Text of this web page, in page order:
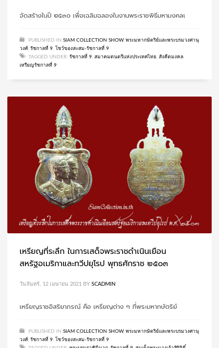
จัดสร้างในปี ๒๕๓๐ เพื่อเฉลิมฉลองในงานพระราชพิธีมหามงคลเ
PUBLISHED IN SIAM COLLECTION SHOW, พระมหากษัตริย์และพระบรมวงศานุ
วงศ์ รัชกาลที่ 9
โชว์ของสะสม-รัชกาลที่ 9
TAGGED UNDER: รัชกาลที่ 9 สมาคมดนตรีแห่งประเทศไทย สังคีตมงคล
เหรียญรัชกาลที่ 9
เหรียญที่ระลึก ในการเสด็จพระราชดำเนินเยือน
สหรัฐอเมริกาและทวีปยุโรป พุทธศักราช ๒๕๐๓
วันจันทร์, 12 เมษายน 2021 BY SCADMIN
เหรียญราชอิสริยาภรณ์ คือ เหรียญต่าง ๆ ที่พระมหากษัตริย์
PUBLISHED IN SIAM COLLECTION SHOW, พระมหากษัตริย์และพระบรมวงศานุ
วงศ์ รัชกาลที่ 9
โชว์ของสะสม-รัชกาลที่ 9